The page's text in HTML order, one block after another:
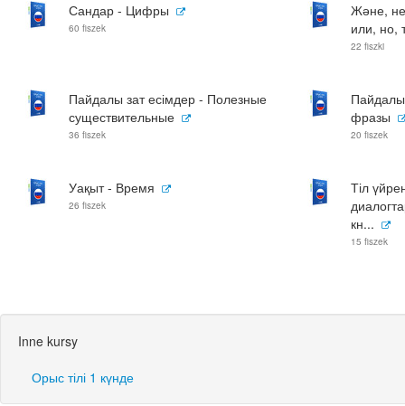
Сандар - Цифры
60 fiszek
Және,
или, но,
22 fiszki
Пайдалы зат есімдер - Полезные
существительные
36 fiszek
Пайдалы
фразы
20 fiszek
Уақыт - Время
26 fiszek
Тіл
кн...
15 fiszek
Inne kursy
Орыс тілі 1 күнде